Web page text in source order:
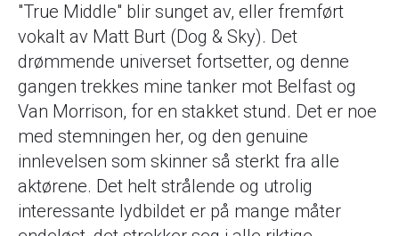
"True Middle" blir sunget av, eller fremført
vokalt av Matt Burt (Dog & Sky). Det
drømmende universet fortsetter, og denne
gangen trekkes mine tanker mot Belfast og
Van Morrison, for en stakket stund. Det er noe
med stemningen her, og den genuine
innlevelsen som skinner så sterkt fra alle
aktørene. Det helt strålende og utrolig
interessante lydbildet er på mange måter